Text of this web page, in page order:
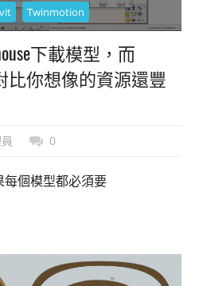
Twinmotion
下載模型，而
比你想像的資源還豐
0
個模型都必須要